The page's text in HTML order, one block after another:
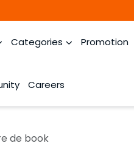
Categories Promotion
Careers
de book